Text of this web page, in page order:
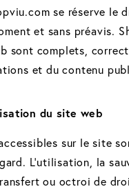
se réserve
et sans préavis.
sont complets,
et du contenu
du site web
sur le site
L'utilisation, la
ou octroi de